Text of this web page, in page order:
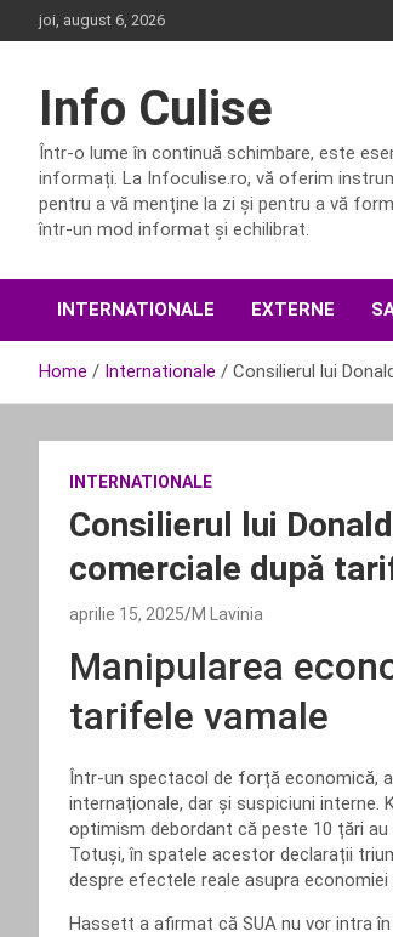
to
joi, august 6, 2026
Info Culise
Într-o lume în continuă schimbare, este
informați. La Infoculise.ro, vă oferim
pentru a vă menține la zi și pentru a vă
într-un mod informat și echilibrat.
INTERNATIONALE EXTERNE
Home Internationale Consilierul lui
INTERNATIONALE
Consilierul lui
comerciale după
aprilie 15, 2025 M Lavinia
Manipularea
tarifele vamale
Într-un spectacol de forță economică,
internaționale, dar și suspiciuni interne.
optimism debordant că peste 10 țări
Totuși, în spatele acestor declarații
despre efectele reale asupra economiei
Hassett a afirmat că SUA nu vor intra